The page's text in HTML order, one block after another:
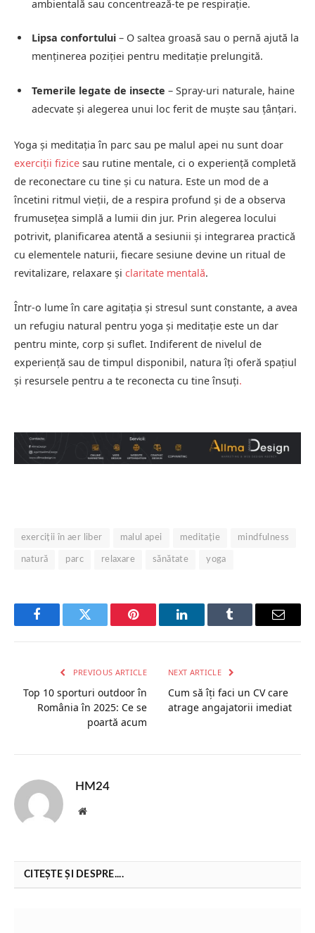
ambientală sau concentrează-te pe respirație.
Lipsa confortului – O saltea groasă sau o pernă ajută la
menținerea poziției pentru meditație prelungită.
Temerile legate de insecte – Spray-uri naturale, haine
adecvate și alegerea unui loc ferit de muște sau țânțari.
Yoga și meditația în parc sau pe malul apei nu sunt doar
exerciții fizice sau rutine mentale, ci o experiență completă
de reconectare cu tine și cu natura. Este un mod de a
încetini ritmul vieții, de a respira profund și de a observa
frumusețea simplă a lumii din jur. Prin alegerea locului
potrivit, planificarea atentă a sesiunii și integrarea practică
cu elementele naturii, fiecare sesiune devine un ritual de
revitalizare, relaxare și claritate mentală.
Într-o lume în care agitația și stresul sunt constante, a avea
un refugiu natural pentru yoga și meditație este un dar
pentru minte, corp și suflet. Indiferent de nivelul de
experiență sau de timpul disponibil, natura îți oferă spațiul
și resursele pentru a te reconecta cu tine însuți.
exerciții în aer liber malul apei meditație mindfulness
natură parc relaxare sănătate yoga
FacebookTwitter Pinterest LinkedInTumblr Email
PREVIOUS ARTICLE
Top 10 sporturi outdoor în
România în 2025: Ce se
poartă acum
NEXT ARTICLE
Cum să îți faci un CV care
atrage angajatorii imediat
HM24
Website
CITEȘTE ȘI DESPRE....